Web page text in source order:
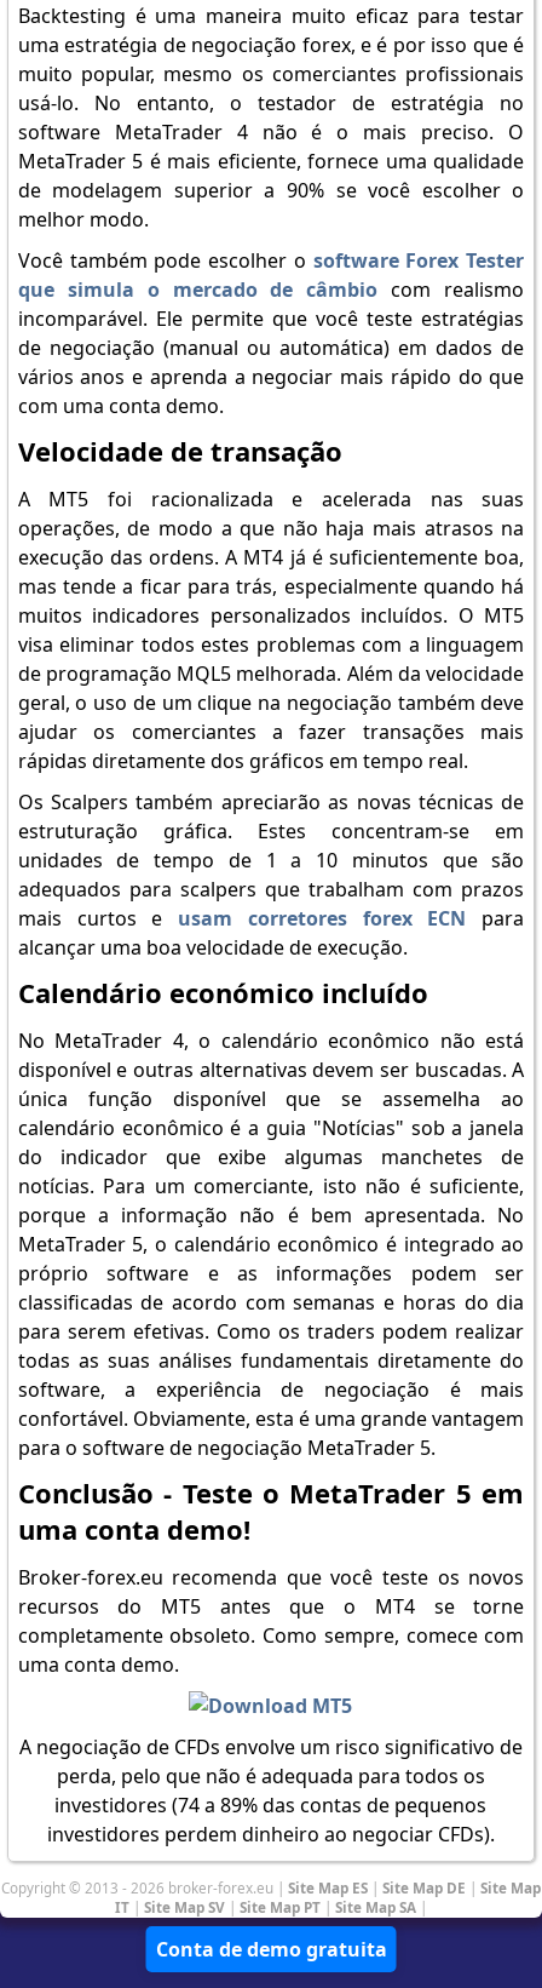
Backtesting é uma maneira muito eficaz para testar
uma estratégia de negociação forex, e é por isso que é
muito popular, mesmo os comerciantes profissionais
usá-lo. No entanto, o testador de estratégia no
software MetaTrader 4 não é o mais preciso. O
MetaTrader 5 é mais eficiente, fornece uma qualidade
de modelagem superior a 90% se você escolher o
melhor modo.
Você também pode escolher o software Forex Tester
que simula o mercado de câmbio com realismo
incomparável. Ele permite que você teste estratégias
de negociação (manual ou automática) em dados de
vários anos e aprenda a negociar mais rápido do que
com uma conta demo.
Velocidade de transação
A MT5 foi racionalizada e acelerada nas suas
operações, de modo a que não haja mais atrasos na
execução das ordens. A MT4 já é suficientemente boa,
mas tende a ficar para trás, especialmente quando há
muitos indicadores personalizados incluídos. O MT5
visa eliminar todos estes problemas com a linguagem
de programação MQL5 melhorada. Além da velocidade
geral, o uso de um clique na negociação também deve
ajudar os comerciantes a fazer transações mais
rápidas diretamente dos gráficos em tempo real.
Os Scalpers também apreciarão as novas técnicas de
estruturação gráfica. Estes concentram-se em
unidades de tempo de 1 a 10 minutos que são
adequados para scalpers que trabalham com prazos
mais curtos e usam corretores forex ECN para
alcançar uma boa velocidade de execução.
Calendário económico incluído
No MetaTrader 4, o calendário econômico não está
disponível e outras alternativas devem ser buscadas. A
única função disponível que se assemelha ao
calendário econômico é a guia "Notícias" sob a janela
do indicador que exibe algumas manchetes de
notícias. Para um comerciante, isto não é suficiente,
porque a informação não é bem apresentada. No
MetaTrader 5, o calendário econômico é integrado ao
próprio software e as informações podem ser
classificadas de acordo com semanas e horas do dia
para serem efetivas. Como os traders podem realizar
todas as suas análises fundamentais diretamente do
software, a experiência de negociação é mais
confortável. Obviamente, esta é uma grande vantagem
para o software de negociação MetaTrader 5.
Conclusão - Teste o MetaTrader 5 em
uma conta demo!
Broker-forex.eu recomenda que você teste os novos
recursos do MT5 antes que o MT4 se torne
completamente obsoleto. Como sempre, comece com
uma conta demo.
A negociação de CFDs envolve um risco significativo de
perda, pelo que não é adequada para todos os
investidores (74 a 89% das contas de pequenos
investidores perdem dinheiro ao negociar CFDs).
Copyright © 2013 - 2026 broker-forex.eu | Site Map ES | Site Map DE | Site Map
IT | Site Map SV | Site Map PT | Site Map SA |
Conta de demo gratuita